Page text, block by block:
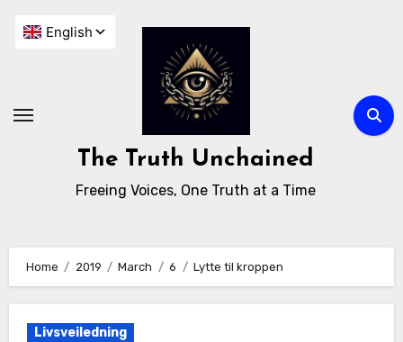
The Truth Unchained
Freeing Voices, One Truth at a Time
Home 2019 March 6 Lytte til kroppen
Livsveiledning